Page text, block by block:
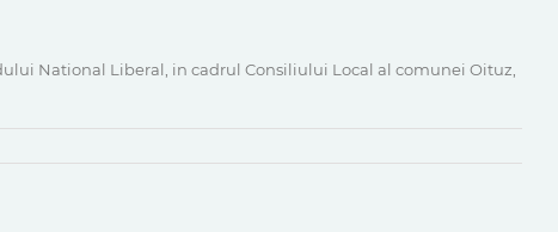
National Liberal, in cadrul Consiliului Local al comunei Oituz,